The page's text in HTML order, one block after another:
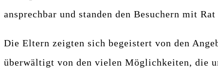
ansprechbar und standen den Besuchern mit
Die Eltern zeigten sich begeistert von den
überwältigt von den vielen Möglichkeiten, die